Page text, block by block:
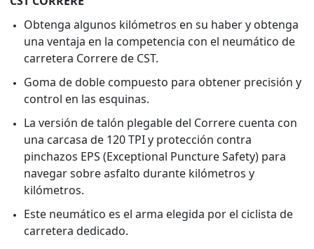
Obtenga algunos kilómetros en su haber y obtenga
una ventaja en la competencia con el neumático de
carretera Correre de CST.
Goma de doble compuesto para obtener precisión y
control en las esquinas.
La versión de talón plegable del Correre cuenta con
una carcasa de 120 TPI y protección contra
pinchazos EPS (Exceptional Puncture Safety) para
navegar sobre asfalto durante kilómetros y
kilómetros.
Este neumático es el arma elegida por el ciclista de
carretera dedicado.